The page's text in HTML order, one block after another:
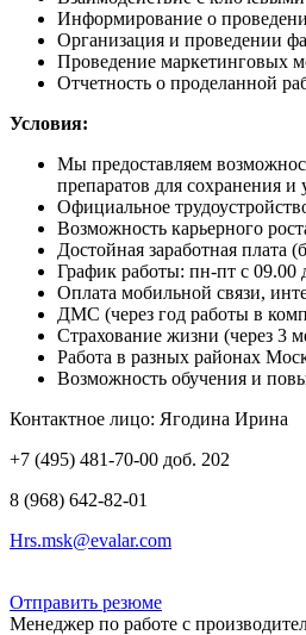
Информирование о
Организация и проведении
Проведение маркетинговых
Отчетность о проделанной
Условия:
Мы предоставляем
препаратов для сохранения и
Официальное
Возможность карьерного
Достойная заработная плата
График работы: пн-пт с 09.00
Оплата мобильной связи,
ДМС (через год работы в
Страхование жизни (через 3
Работа в разных районах
Возможность обучения и
Контактное лицо: Ягодина Ирина
+7 (495) 481-70-00 доб. 202
8 (968) 642-82-01
Hrs.msk@evalar.com
Отправить резюме
Менеджер по работе с